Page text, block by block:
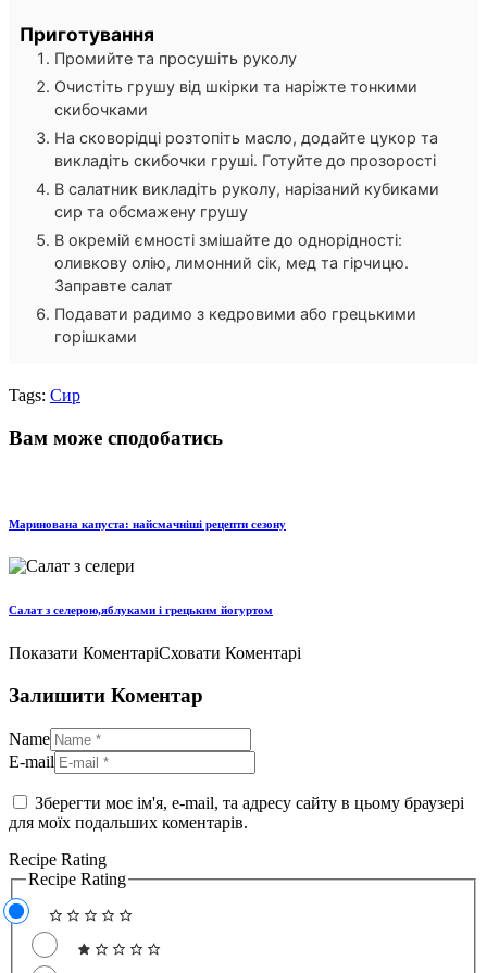
Приготування
Промийте та просушіть руколу
Очистіть грушу від шкірки та наріжте тонкими
скибочками
На сковорідці розтопіть масло, додайте цукор та
викладіть скибочки груші. Готуйте до прозорості
В салатник викладіть руколу, нарізаний кубиками
сир та обсмажену грушу
В окремій ємності змішайте до однорідності:
оливкову олію, лимонний сік, мед та гірчицю.
Заправте салат
Подавати радимо з кедровими або грецькими
горішками
Tags: Сир
Вам може сподобатись
Маринована капуста: найсмачніші рецепти сезону
Салат з селерою,яблуками і грецьким йогуртом
Показати КоментаріСховати Коментарі
Залишити Коментар
Name
E-mail
Зберегти моє ім'я, e-mail, та адресу сайту в цьому браузері
для моїх подальших коментарів.
Recipe Rating
Recipe Rating